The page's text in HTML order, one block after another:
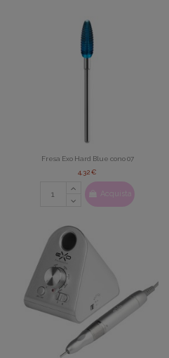
Fresa Exo Hard Blue cono 07
4,32 €
Acquista